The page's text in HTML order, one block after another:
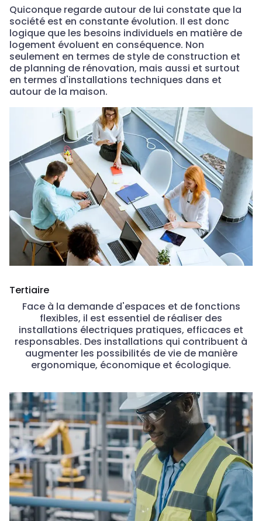
Quiconque regarde autour de lui constate que la
société est en constante évolution. Il est donc
logique que les besoins individuels en matière de
logement évoluent en conséquence. Non
seulement en termes de style de construction et
de planning de rénovation, mais aussi et surtout
en termes d'installations techniques dans et
autour de la maison.
Tertiaire
Face à la demande d'espaces et de fonctions
flexibles, il est essentiel de réaliser des
installations électriques pratiques, efficaces et
responsables. Des installations qui contribuent à
augmenter les possibilités de vie de manière
ergonomique, économique et écologique.